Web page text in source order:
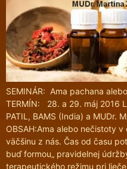
SEMINÁR: Ama pachana
TERMÍN: 28. a 29. máj 2016
PATIL, BAMS (India) a MUDr.
OBSAH:Ama alebo nečistoty
väčšinu z nás. Čas od času
buď formou„ pravidelnej
terapeutického režimu pri